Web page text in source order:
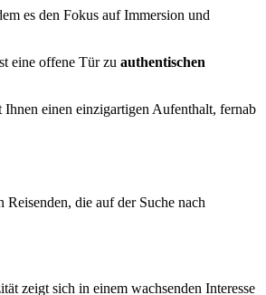
es den Fokus auf Immersion und
eine offene Tür zu authentischen
einen einzigartigen Aufenthalt, fernab
die auf der Suche nach
zeigt sich in einem wachsenden Interesse